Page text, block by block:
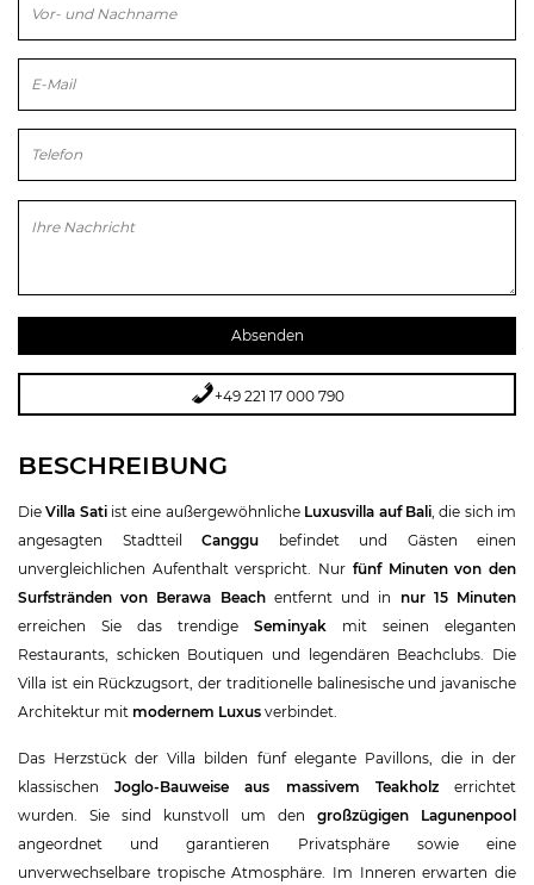
+49 221 17 000 790
BESCHREIBUNG
DieVilla Satiist eine außergewöhnliche Luxusvilla auf Bali, die sich im
angesagten Stadtteil Canggu befindet und Gästen einen
unvergleichlichen Aufenthalt verspricht. Nur fünf Minuten von den
Surfstränden von Berawa Beachentfernt und in nur 15 Minuten
erreichen Sie das trendige Seminyak mit seinen eleganten
Restaurants, schicken Boutiquen und legendären Beachclubs. Die
Villa ist ein Rückzugsort, der traditionelle balinesische und javanische
Architektur mit modernem Luxus verbindet.
Das Herzstück der Villa bilden fünf elegante Pavillons, die in der
klassischenJoglo-Bauweise aus massivem Teakholzerrichtet
wurden. Sie sind kunstvoll um den großzügigen Lagunenpool
angeordnet und garantieren Privatsphäre sowie eine
unverwechselbare tropische Atmosphäre. Im Inneren erwarten die